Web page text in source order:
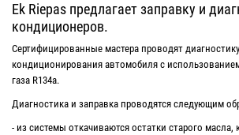
Ek Riepas предлагает заправку и
кондиционеров.
Сертифицированные мастера проводят
кондиционирования автомобиля с
газа R134a.
Диагностика и заправка проводятся следующим
- из системы откачиваются остатки старого масла,